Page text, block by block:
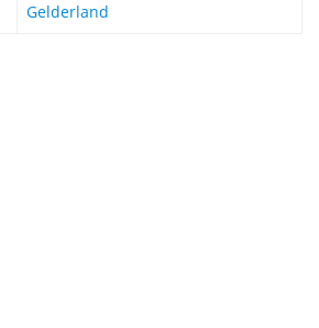
Gelderland